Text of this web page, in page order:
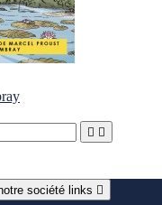
 
société links 